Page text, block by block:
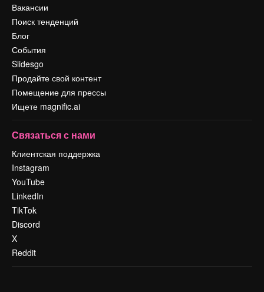
Вакансии
Поиск тенденций
Блог
События
Slidesgo
Продайте свой контент
Помещение для прессы
Ищете magnific.ai
Связаться с нами
Клиентская поддержка
Instagram
YouTube
LinkedIn
TikTok
Discord
X
Reddit